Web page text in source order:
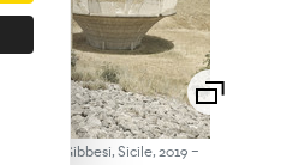
de Gibbesi, Sicile, 2019-